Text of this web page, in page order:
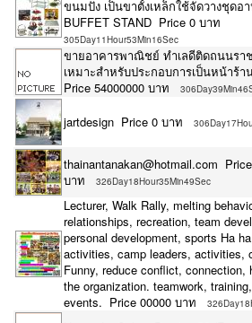
ขนมปัง เป็นขาตั้งเหล็กใช้จัดวางชุดอ
BUFFET STAND Price 0 บาท
305Day11Hour53Min16Sec
ขายอาคารพาณิชย์ ทำเลดีติดถนนรา
เหมาะสำหรับประกอบการเป็นหน้าร้
Price 54000000 บาท
jartdesign Price 0 บาท
thainantanakan@hotmail.com
บาท
326Day18Hour35Min49Sec
Lecturer, Walk Rally, melting
relationships, recreation, team
personal development, sports Ha
activities, camp leaders, activities,
Funny, reduce conflict, connection,
the organization. teamwork,
events. Price 00000 บาท